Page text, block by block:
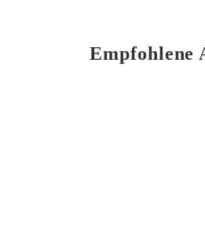
Empfohlene